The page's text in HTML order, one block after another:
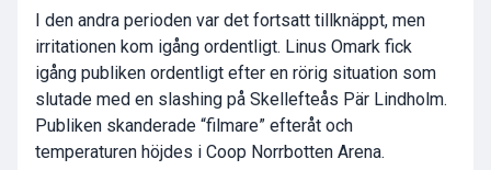
I den andra perioden var det fortsatt tillknäppt, men
irritationen kom igång ordentligt. Linus Omark fick
igång publiken ordentligt efter en rörig situation som
slutade med en slashing på Skellefteås Pär Lindholm.
Publiken skanderade “filmare” efteråt och
temperaturen höjdes i Coop Norrbotten Arena.